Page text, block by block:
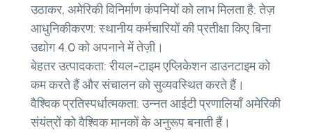
उठाकर, अमेरिकी विनिर्माण कंपनियों को लाभ मिलता है: तेज़
आधुनिकीकरण: स्थानीय कर्मचारियों की प्रतीक्षा किए बिना
उद्योग 4.0 को अपनाने में तेज़ी।
बेहतर उत्पादकता: रीयल-टाइम एप्लिकेशन डाउनटाइम को
कम करते हैं और संचालन को सुव्यवस्थित करते हैं।
वैश्विक प्रतिस्पर्धात्मकता: उन्नत आईटी प्रणालियाँ अमेरिकी
संयंत्रों को वैश्विक मानकों के अनुरूप बनाती हैं।